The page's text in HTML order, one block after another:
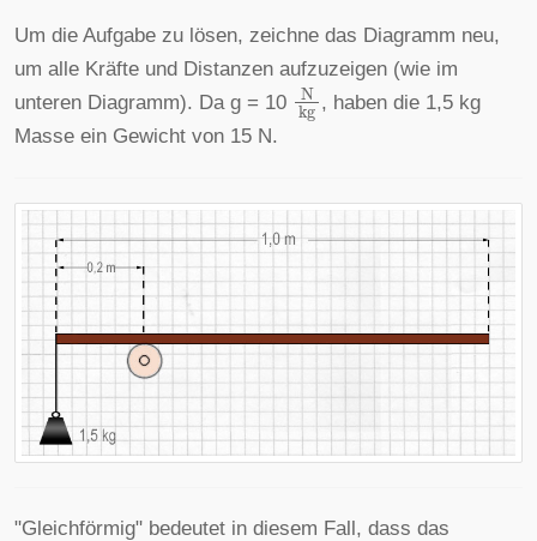
Um die Aufgabe zu lösen, zeichne das Diagramm neu,
um alle Kräfte und Distanzen aufzuzeigen (wie im
unteren Diagramm). Da g = 10
Nkg
, haben die 1,5 kg
Masse ein Gewicht von 15 N.
"Gleichförmig" bedeutet in diesem Fall, dass das